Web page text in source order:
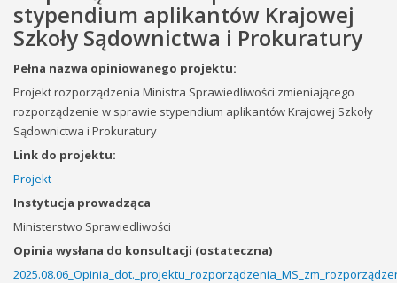
stypendium aplikantów Krajowej
Szkoły Sądownictwa i Prokuratury
Pełna nazwa opiniowanego projektu:
Projekt rozporządzenia Ministra Sprawiedliwości zmieniającego
rozporządzenie w sprawie stypendium aplikantów Krajowej Szkoły
Sądownictwa i Prokuratury
Link do projektu:
Projekt
Instytucja prowadząca
Ministerstwo Sprawiedliwości
Opinia wysłana do konsultacji (ostateczna)